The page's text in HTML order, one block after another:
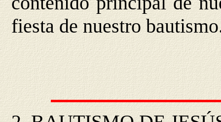
fiesta de nuestro